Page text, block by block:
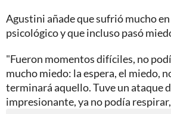
Agustini añade que sufrió mucho
psicológico y que incluso pasó
"Fueron momentos difíciles, no
mucho miedo: la espera, el miedo,
terminará aquello. Tuve un ataque
impresionante, ya no podía